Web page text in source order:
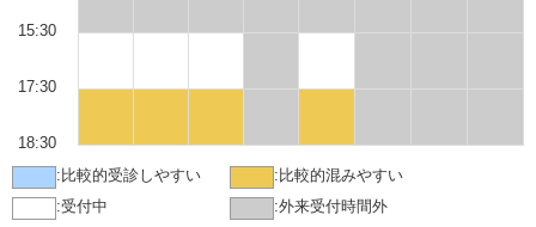
15:30
17:30
18:30
: 比較的受診しやすい : 比較的混みやすい
:受付中 :外来受付時間外